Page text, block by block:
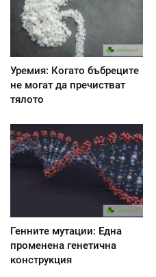
Уремия: Когато бъбреците
не могат да пречистват
тялото
Генните мутации: Една
променена генетична
конструкция